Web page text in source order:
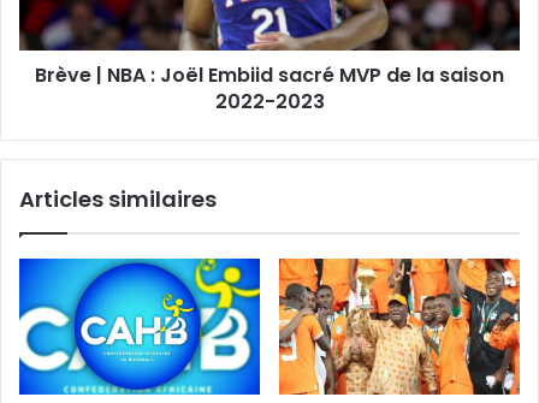
Brève | NBA : Joël Embiid sacré MVP de la saison
2022-2023
Articles similaires